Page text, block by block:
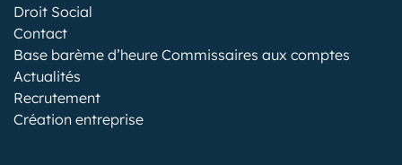
Droit Social
Contact
Base barème d’heure Commissaires aux comptes
Actualités
Recrutement
Création entreprise